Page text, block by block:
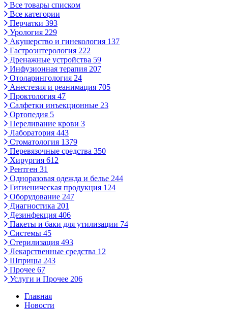
Все товары списком
Все категории
Перчатки 393
Урология 229
Акушерство и гинекология 137
Гастроэнтерология 222
Дренажные устройства 59
Инфузионная терапия 207
Отоларингология 24
Анестезия и реанимация 705
Проктология 47
Салфетки инъекционные 23
Ортопедия 5
Переливание крови 3
Лаборатория 443
Стоматология 1379
Перевязочные средства 350
Хирургия 612
Рентген 31
Одноразовая одежда и белье 244
Гигиеническая продукция 124
Оборудование 247
Диагностика 201
Дезинфекция 406
Пакеты и баки для утилизации 74
Системы 45
Стерилизация 493
Лекарственные средства 12
Шприцы 243
Прочее 67
Услуги и Прочее 206
Главная
Новости